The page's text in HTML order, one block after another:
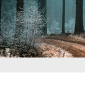
3 Yaralı
Direğine Çarptı
belirleyecek